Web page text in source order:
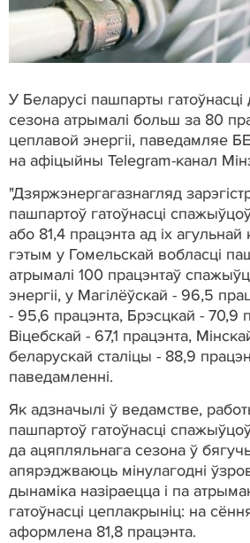
У Беларусі пашпарты
сезона атрымалі больш за 80
цеплавой энергіі, паведамляе
на афіцыйны Telegram-канал
"Дзяржэнергагазнагляд
пашпартоў гатоўнасці
або 81,4 працэнта ад іх
гэтым у Гомельскай вобласці
атрымалі 100 працэнтаў
энергіі, у Магілёўскай - 96,5
- 95,6 працэнта, Брэсцкай - 70,9
Віцебскай - 67,1 працэнта,
беларускай сталіцы - 88,9
паведамленні.
Як адзначылі ў ведамстве,
пашпартоў гатоўнасці
да ацяпляльнага сезона ў
апярэджваюць мінулагодні
дынаміка назіраецца і па
гатоўнасці цеплакрыніц: на
аформлена 81,8 працэнта.